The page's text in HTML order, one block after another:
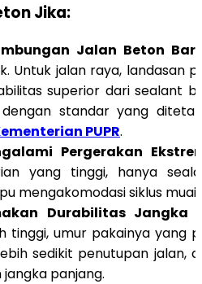
Jika:
Jalan Beton
Untuk jalan raya, landasan
superior dari sealant
dengan standar yang
PUPR.
Pergerakan
yang tinggi, hanya
mengakomodasi siklus
Durabilitas Jangka
tinggi, umur pakainya yang
sedikit penutupan jalan,
panjang.